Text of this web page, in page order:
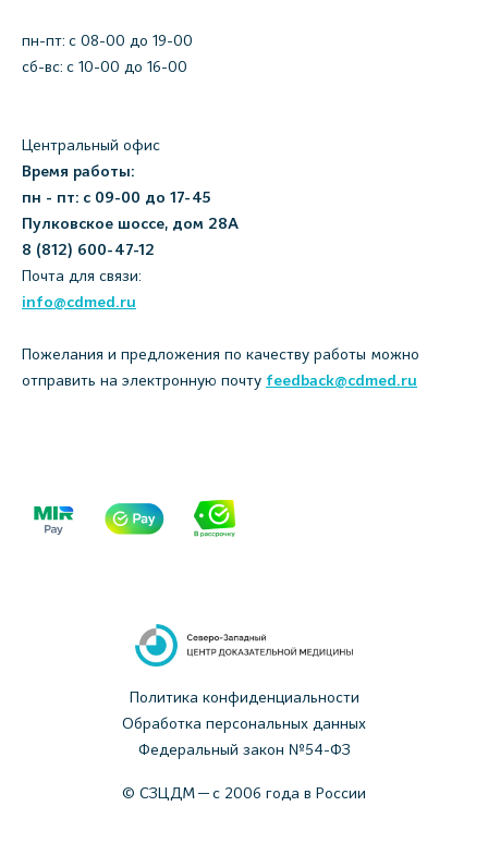
пн-пт: c 08-00 до 19-00
сб-вс: с 10-00 до 16-00
Центральный офис
Время работы:
пн - пт: с 09-00 до 17-45
Пулковское шоссе, дом 28А
8 (812) 600-47-12
Почта для связи:
info@cdmed.ru
Пожелания и предложения по качеству работы можно
отправить на электронную почту feedback@cdmed.ru
Политика конфиденциальности
Обработка персональных данных
Федеральный закон №54-ФЗ
© СЗЦДМ — с 2006 года в России